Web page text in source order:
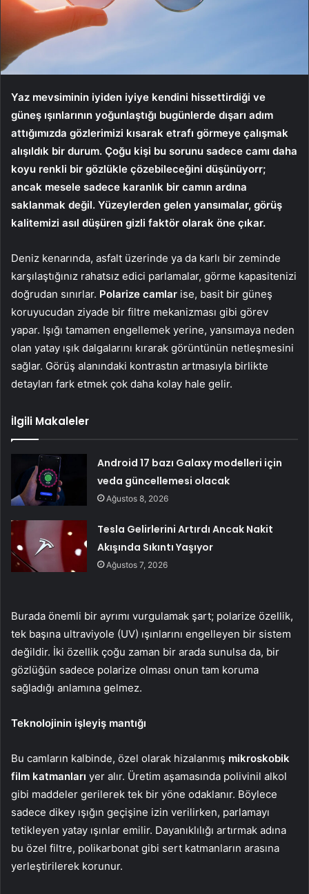
Yaz mevsiminin iyiden iyiye kendini hissettirdiği ve
güneş ışınlarının yoğunlaştığı bugünlerde dışarı adım
attığımızda gözlerimizi kısarak etrafı görmeye çalışmak
alışıldık bir durum. Çoğu kişi bu sorunu sadece camı daha
koyu renkli bir gözlükle çözebileceğini düşünüyorr;
ancak mesele sadece karanlık bir camın ardına
saklanmak değil. Yüzeylerden gelen yansımalar, görüş
kalitemizi asıl düşüren gizli faktör olarak öne çıkar.
Deniz kenarında, asfalt üzerinde ya da karlı bir zeminde
karşılaştığınız rahatsız edici parlamalar, görme kapasitenizi
doğrudan sınırlar. Polarize camlar ise, basit bir güneş
koruyucudan ziyade bir filtre mekanizması gibi görev
yapar. Işığı tamamen engellemek yerine, yansımaya neden
olan yatay ışık dalgalarını kırarak görüntünün netleşmesini
sağlar. Görüş alanındaki kontrastın artmasıyla birlikte
detayları fark etmek çok daha kolay hale gelir.
İlgili Makaleler
Android 17 bazı Galaxy modelleri için
veda güncellemesi olacak
Ağustos 8, 2026
Tesla Gelirlerini Artırdı Ancak Nakit
Akışında Sıkıntı Yaşıyor
Ağustos 7, 2026
Burada önemli bir ayrımı vurgulamak şart; polarize özellik,
tek başına ultraviyole (UV) ışınlarını engelleyen bir sistem
değildir. İki özellik çoğu zaman bir arada sunulsa da, bir
gözlüğün sadece polarize olması onun tam koruma
sağladığı anlamına gelmez.
Teknolojinin işleyiş mantığı
Bu camların kalbinde, özel olarak hizalanmış mikroskobik
film katmanları yer alır. Üretim aşamasında polivinil alkol
gibi maddeler gerilerek tek bir yöne odaklanır. Böylece
sadece dikey ışığın geçişine izin verilirken, parlamayı
tetikleyen yatay ışınlar emilir. Dayanıklılığı artırmak adına
bu özel filtre, polikarbonat gibi sert katmanların arasına
yerleştirilerek korunur.